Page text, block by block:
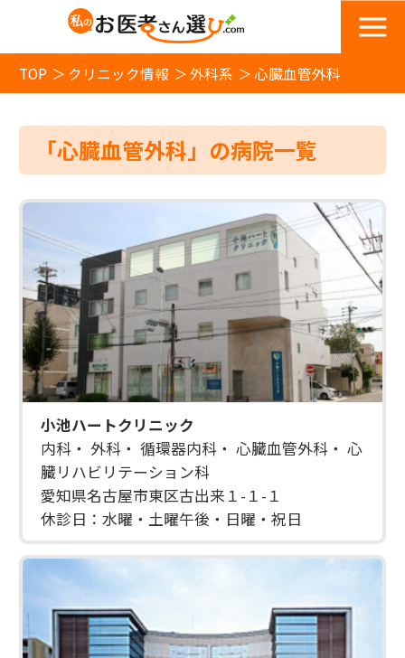
TOP クリニック情報 外科系 心臓血管外科
「心臓血管外科」の病院一覧
小池ハートクリニック
内科・ 外科・ 循環器内科・ 心臓血管外科・ 心
臓リハビリテーション科
愛知県名古屋市東区古出来１-１-１
休診日：水曜・土曜午後・日曜・祝日